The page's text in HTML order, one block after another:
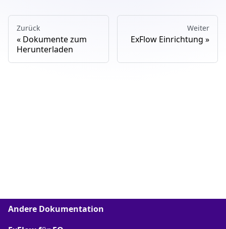
Zurück
Dokumente zum
Herunterladen
Weiter
ExFlow Einrichtung
Andere Dokumentation